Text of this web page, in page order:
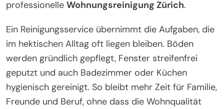
professionelle Wohnungsreinigung Zürich.
Ein Reinigungsservice übernimmt die Aufgaben, die
im hektischen Alltag oft liegen bleiben. Böden
werden gründlich gepflegt, Fenster streifenfrei
geputzt und auch Badezimmer oder Küchen
hygienisch gereinigt. So bleibt mehr Zeit für Familie,
Freunde und Beruf, ohne dass die Wohnqualität